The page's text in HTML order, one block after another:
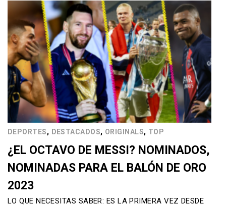
DEPORTES, DESTACADOS, ORIGINALS, TOP
¿EL OCTAVO DE MESSI? NOMINADOS,
NOMINADAS PARA EL BALÓN DE ORO
2023
LO QUE NECESITAS SABER: ES LA PRIMERA VEZ DESDE